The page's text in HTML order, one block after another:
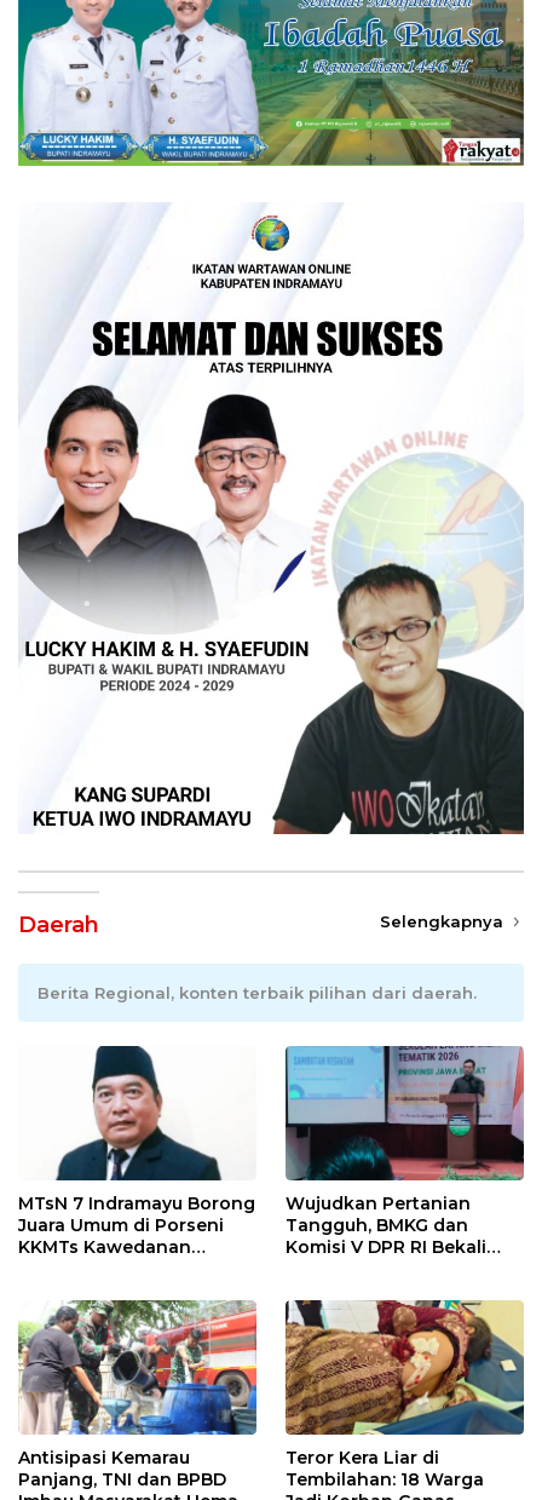
Daerah Selengkapnya
Berita Regional, konten terbaik pilihan dari daerah.
MTsN 7 Indramayu Borong
Juara Umum di Porseni
KKMTs Kawedanan
Wujudkan Pertanian
Tangguh, BMKG dan
Komisi V DPR RI Bekali
Antisipasi Kemarau
Panjang, TNI dan BPBD
Teror Kera Liar di
Tembilahan: 18 Warga